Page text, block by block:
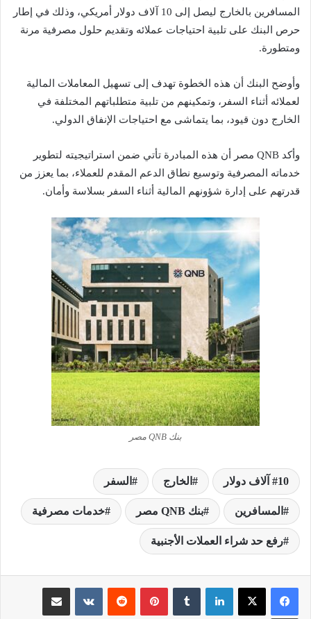
المسافرين بالخارج ليصل إلى 10 آلاف دولار أمريكي، وذلك في إطار
حرص البنك على تلبية احتياجات عملائه وتقديم حلول مصرفية مرنة
ومتطورة.
وأوضح البنك أن هذه الخطوة تهدف إلى تسهيل المعاملات المالية
لعملائه أثناء السفر، وتمكينهم من تلبية متطلباتهم المختلفة في
الخارج دون قيود، بما يتماشى مع احتياجات الإنفاق الدولي.
وأكد QNB مصر أن هذه المبادرة تأتي ضمن استراتيجيته لتطوير
خدماته المصرفية وتوسيع نطاق الدعم المقدم للعملاء، بما يعزز من
قدرتهم على إدارة شؤونهم المالية أثناء السفر بسلاسة وأمان.
بنك QNB مصر
10 آلاف دولار الخارج السفر
المسافرين بنك QNB مصر خدمات مصرفية
رفع حد شراء العملات الأجنبية
لينكدإن بينتيريست